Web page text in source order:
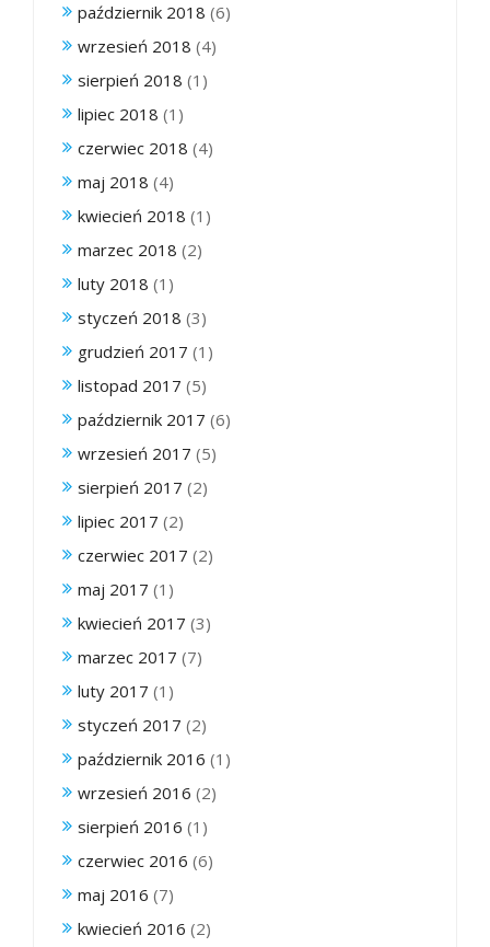
październik 2018 (6)
wrzesień 2018 (4)
sierpień 2018 (1)
lipiec 2018 (1)
czerwiec 2018 (4)
maj 2018 (4)
kwiecień 2018 (1)
marzec 2018 (2)
luty 2018 (1)
styczeń 2018 (3)
grudzień 2017 (1)
listopad 2017 (5)
październik 2017 (6)
wrzesień 2017 (5)
sierpień 2017 (2)
lipiec 2017 (2)
czerwiec 2017 (2)
maj 2017 (1)
kwiecień 2017 (3)
marzec 2017 (7)
luty 2017 (1)
styczeń 2017 (2)
październik 2016 (1)
wrzesień 2016 (2)
sierpień 2016 (1)
czerwiec 2016 (6)
maj 2016 (7)
kwiecień 2016 (2)